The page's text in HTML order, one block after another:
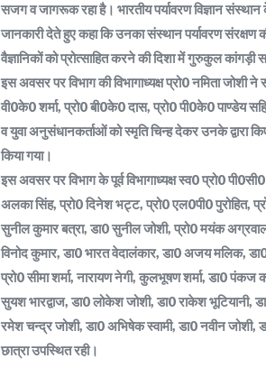
सजग व जागरूक रहा है। भारतीय पर्यावरण विज्ञान
जानकारी देते हुए कहा कि उनका संस्थान पर्यावरण संरक्षण
वैज्ञानिकों को प्रोत्साहित करने की दिशा में गुरुकुल
इस अवसर पर विभाग की विभागाध्यक्ष प्रो0 नमिता जोशी
वी0के0 शर्मा, प्रो0 बी0के0 दास, प्रो0 पी0के0 पाण्डेय
व युवा अनुसंधानकर्ताओं को स्मृति चिन्ह देकर उनके द्वारा
किया गया।
इस अवसर पर विभाग के पूर्व विभागाध्यक्ष स्व0 प्रो0
अलका सिंह, प्रो0 दिनेश भट्ट, प्रो0 एल0पी0 पुरोहित,
सुनील कुमार बत्रा, डा0 सुनील जोशी, प्रो0 मयंक
विनोद कुमार, डा0 भारत वेदालंकार, डा0 अजय मलिक,
प्रो0 सीमा शर्मा, नारायण नेगी, कुलभूषण शर्मा, डा0
सुयश भारद्वाज, डा0 लोकेश जोशी, डा0 राकेश भूटियानी,
रमेश चन्द्र जोशी, डा0 अभिषेक स्वामी, डा0 नवीन जोशी,
छात्रा उपस्थित रही।